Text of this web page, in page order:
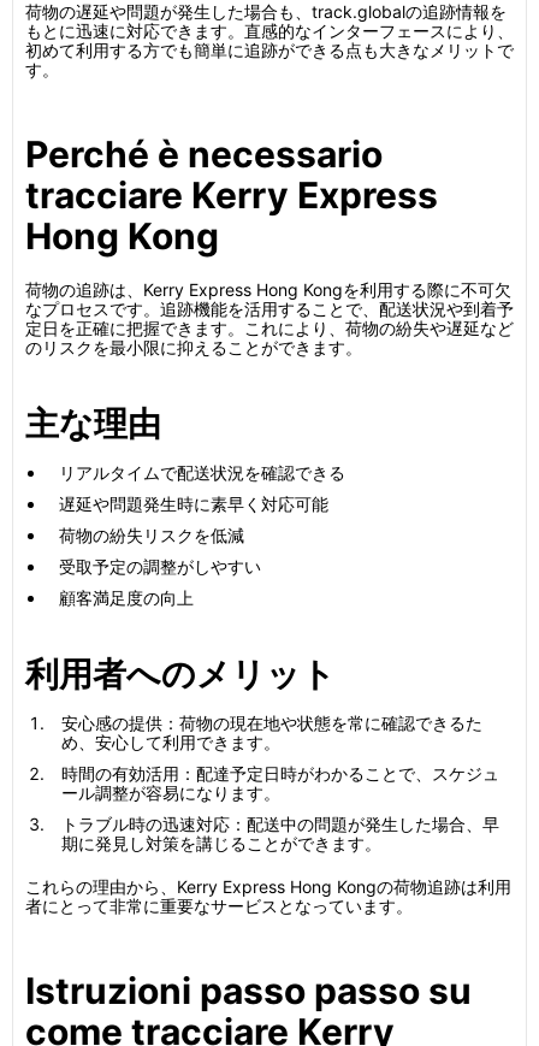
荷物の遅延や問題が発生した場合も、track.globalの追跡情報を
もとに迅速に対応できます。直感的なインターフェースにより、
初めて利用する方でも簡単に追跡ができる点も大きなメリットで
す。
Perché è necessario
tracciare Kerry Express
Hong Kong
荷物の追跡は、Kerry Express Hong Kongを利用する際に不可欠
なプロセスです。追跡機能を活用することで、配送状況や到着予
定日を正確に把握できます。これにより、荷物の紛失や遅延など
のリスクを最小限に抑えることができます。
主な理由
リアルタイムで配送状況を確認できる
遅延や問題発生時に素早く対応可能
荷物の紛失リスクを低減
受取予定の調整がしやすい
顧客満足度の向上
利用者へのメリット
安心感の提供：荷物の現在地や状態を常に確認できるた
め、安心して利用できます。
時間の有効活用：配達予定日時がわかることで、スケジュ
ール調整が容易になります。
トラブル時の迅速対応：配送中の問題が発生した場合、早
期に発見し対策を講じることができます。
これらの理由から、Kerry Express Hong Kongの荷物追跡は利用
者にとって非常に重要なサービスとなっています。
Istruzioni passo passo su
come tracciare Kerry